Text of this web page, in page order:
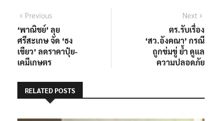
แนะแนว
เรื่อง
PreviousPrevious
post:
‘พาณิชย์’ ลุย
ศรีสะเกษ จัด ‘ธง
เขียว’ ลดราคาปุ๋ย-
เคมีเกษตร
Next
ตร.รับเรื่อง
‘สว.อังคณา’ กรณี
ถูกข่มขู่ ย้ำ ดูแล
ความปลอดภัย
RELATED POSTS